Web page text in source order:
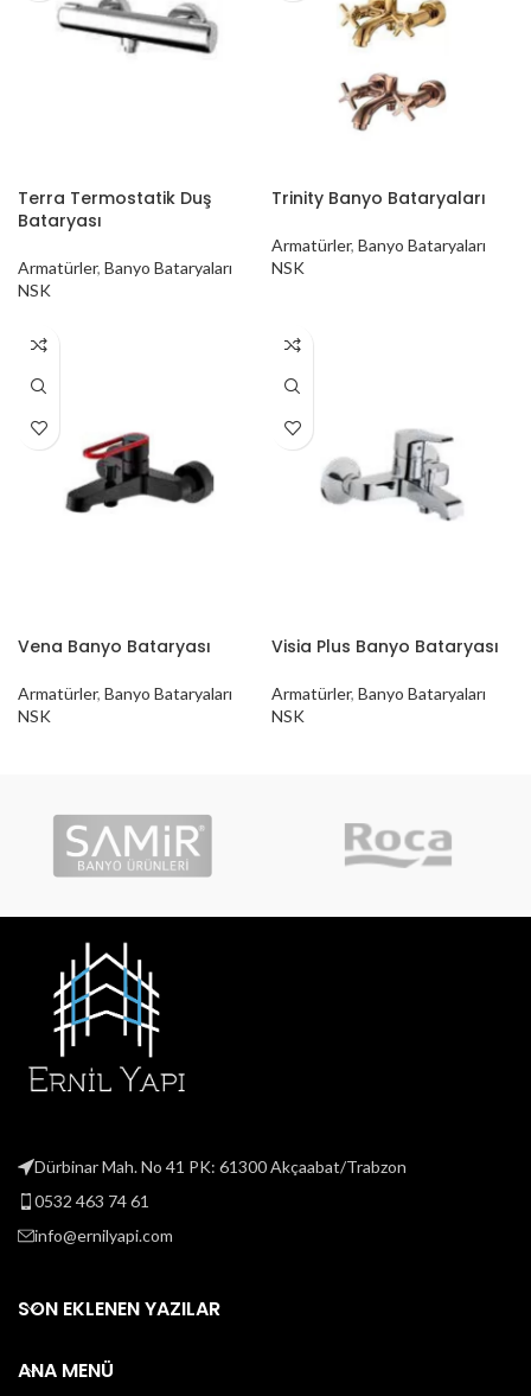
Terra Termostatik Duş
Bataryası
Armatürler, Banyo Bataryaları
NSK
Trinity Banyo Bataryaları
Armatürler, Banyo Bataryaları
NSK
Vena Banyo Bataryası
Armatürler, Banyo Bataryaları
NSK
Visia Plus Banyo Bataryası
Armatürler, Banyo Bataryaları
NSK
Dürbinar Mah. No 41 PK: 61300 Akçaabat/Trabzon
0532 463 74 61
info@ernilyapi.com
SON EKLENEN YAZILAR
ANA MENÜ